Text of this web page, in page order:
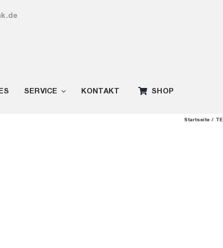
SERVICE KONTAKT SHOP
Startseite